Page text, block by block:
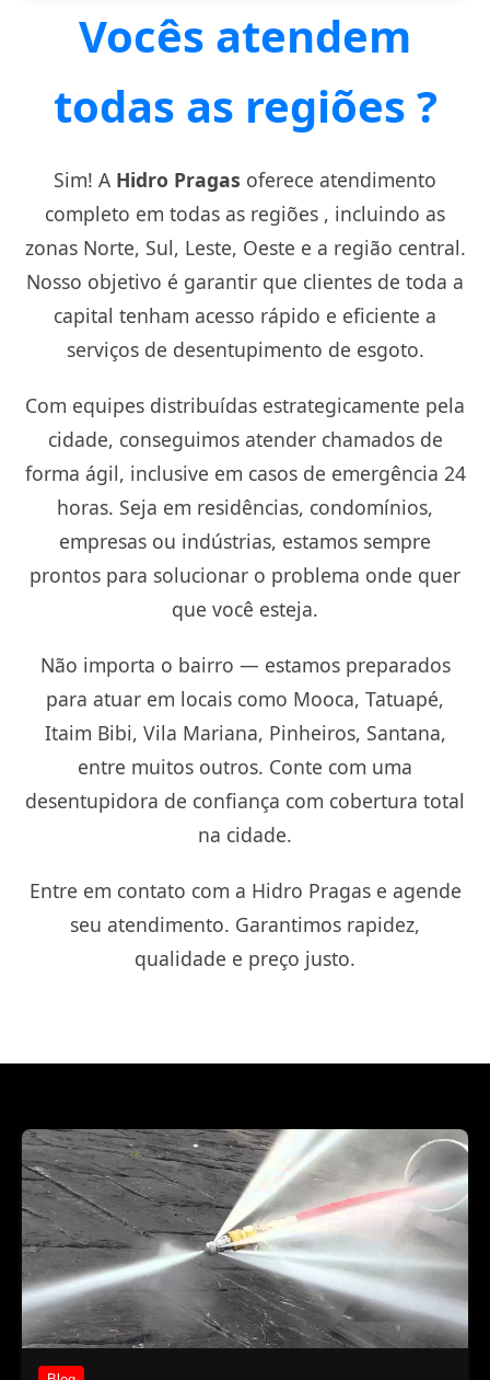
Vocês atendem
todas as regiões ?
Sim! A Hidro Pragas oferece atendimento
completo em todas as regiões , incluindo as
zonas Norte, Sul, Leste, Oeste e a região central.
Nosso objetivo é garantir que clientes de toda a
capital tenham acesso rápido e eficiente a
serviços de desentupimento de esgoto.
Com equipes distribuídas estrategicamente pela
cidade, conseguimos atender chamados de
forma ágil, inclusive em casos de emergência 24
horas. Seja em residências, condomínios,
empresas ou indústrias, estamos sempre
prontos para solucionar o problema onde quer
que você esteja.
Não importa o bairro — estamos preparados
para atuar em locais como Mooca, Tatuapé,
Itaim Bibi, Vila Mariana, Pinheiros, Santana,
entre muitos outros. Conte com uma
desentupidora de confiança com cobertura total
na cidade.
Entre em contato com a Hidro Pragas e agende
seu atendimento. Garantimos rapidez,
qualidade e preço justo.